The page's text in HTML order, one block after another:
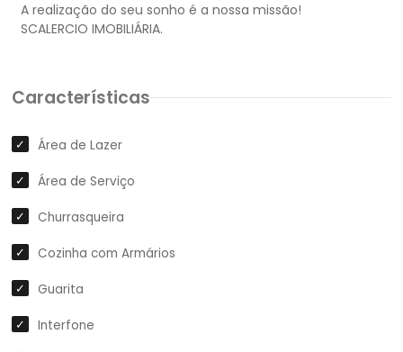
A realização do seu sonho é a nossa missão!
Características
Área de Lazer
Área de Serviço
Churrasqueira
Cozinha com Armários
Guarita
Interfone